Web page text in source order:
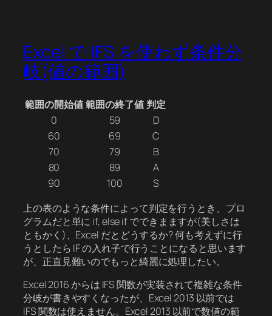
Excel で IFS を使わず条件分
岐(値の範囲)
範囲の開始値 範囲の終了値 判定
0
59
D
60
69
C
70
79
B
80
89
A
90
100
S
上の表のような条件によって判定を行うとき、プロ
グラムだと単に if, else if でできまますが(美しさは
ともかく)、Excel だとどうするか? 何も考えずに行
うとしたら IF の入れ子で行うことになると思います
が、正直見難いのでもっと綺麗に処理したい。
Excel 2016 からは IFS 関数が実装されて複雑な条件
分岐が書きやすくなったが、Excel 2013 以前では
IFS 関数は使えません。Excel 2013 以前で数値の範